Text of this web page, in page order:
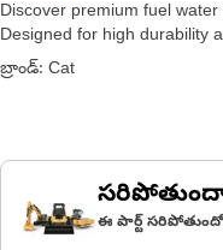
Discover premium fuel
Designed for high durability
బ్రాండ్: Cat
ఈ పార్ట్